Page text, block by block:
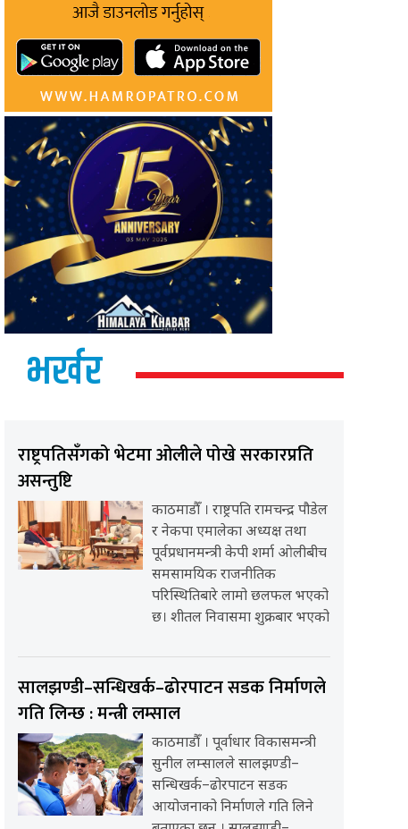
भर्खर
राष्ट्रपतिसँगको भेटमा ओलीले पोखे सरकारप्रति
असन्तुष्टि
काठमाडौँ । राष्ट्रपति रामचन्द्र पौडेल
र नेकपा एमालेका अध्यक्ष तथा
पूर्वप्रधानमन्त्री केपी शर्मा ओलीबीच
समसामयिक राजनीतिक
परिस्थितिबारे लामो छलफल भएको
छ। शीतल निवासमा शुक्रबार भएको
सालझण्डी–सन्धिखर्क–ढोरपाटन सडक निर्माणले
गति लिन्छ : मन्त्री लम्साल
काठमाडौँ । पूर्वाधार विकासमन्त्री
सुनील लम्सालले सालझण्डी–
सन्धिखर्क–ढोरपाटन सडक
आयोजनाको निर्माणले गति लिने